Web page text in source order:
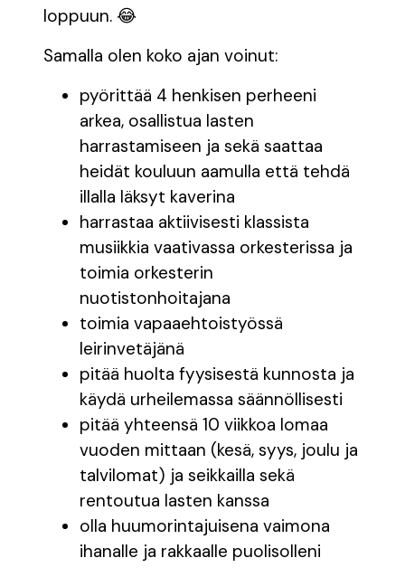
loppuun. 😂
Samalla olen koko ajan voinut:
pyörittää 4 henkisen perheeni
arkea, osallistua lasten
harrastamiseen ja sekä saattaa
heidät kouluun aamulla että tehdä
illalla läksyt kaverina
harrastaa aktiivisesti klassista
musiikkia vaativassa orkesterissa ja
toimia orkesterin
nuotistonhoitajana
toimia vapaaehtoistyössä
leirinvetäjänä
pitää huolta fyysisestä kunnosta ja
käydä urheilemassa säännöllisesti
pitää yhteensä 10 viikkoa lomaa
vuoden mittaan (kesä, syys, joulu ja
talvilomat) ja seikkailla sekä
rentoutua lasten kanssa
olla huumorintajuisena vaimona
ihanalle ja rakkaalle puolisolleni